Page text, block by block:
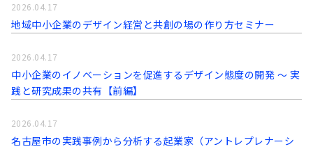
地域中小企業のデザイン経営と共創の場の作り方セミナー
2026.04.17
中小企業のイノベーションを促進するデザイン態度の開発 〜 実
践と研究成果の共有【前編】
2026.04.17
名古屋市の実践事例から分析する起業家（アントレプレナーシ
2026.04.17